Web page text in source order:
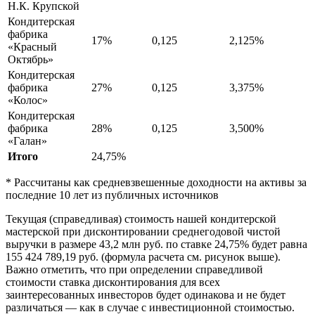
Н.К. Крупской
Кондитерская
фабрика
«Красный
Октябрь»
17% 0,125 2,125%
Кондитерская
фабрика
«Колос»
27% 0,125 3,375%
Кондитерская
фабрика
«Галан»
28% 0,125 3,500%
Итого 24,75%
* Рассчитаны как средневзвешенные доходности на активы за
последние 10 лет из публичных источников
Текущая (справедливая) стоимость нашей кондитерской
мастерской при дисконтировании среднегодовой чистой
выручки в размере 43,2 млн руб. по ставке 24,75% будет равна
155 424 789,19 руб. (формула расчета см. рисунок выше).
Важно отметить, что при определении справедливой
стоимости ставка дисконтирования для всех
заинтересованных инвесторов будет одинакова и не будет
различаться — как в случае с инвестиционной стоимостью.